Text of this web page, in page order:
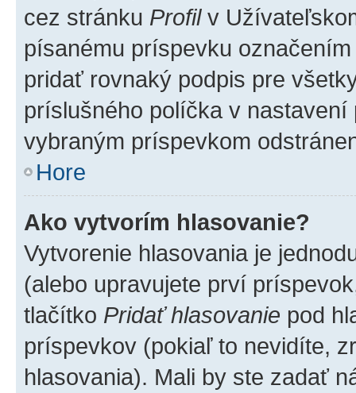
cez stránku Profilv
písanému príspevku
pridať rovnaký podpis pre
príslušného políčka v
vybraným príspevkom
Hore
Ako vytvorím hlasovanie?
Vytvorenie hlasovania je
(alebo upravujete prví
tlačítko Pridať hlasovanie pod
príspevkov (pokiaľ to nevidíte,
hlasovania). Mali by ste zadať